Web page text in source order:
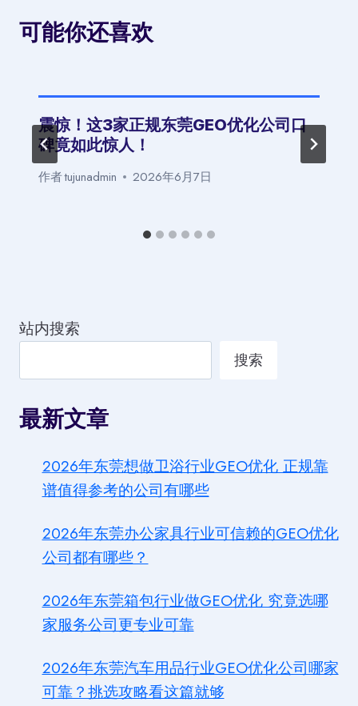
可能你还喜欢
震惊！这3家正规东莞GEO优化公司口
碑竟如此惊人！
作者tujunadmin 2026年6月7日
站内搜索
搜索
最新文章
2026年东莞想做卫浴行业GEO优化 正规靠
谱值得参考的公司有哪些
2026年东莞办公家具行业可信赖的GEO优化
公司都有哪些？
2026年东莞箱包行业做GEO优化 究竟选哪
家服务公司更专业可靠
2026年东莞汽车用品行业GEO优化公司哪家
可靠？挑选攻略看这篇就够